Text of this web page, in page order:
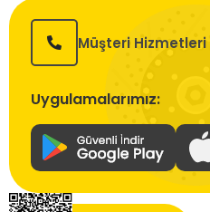
Müşteri Hizmetleri
Uygulamalarımız: